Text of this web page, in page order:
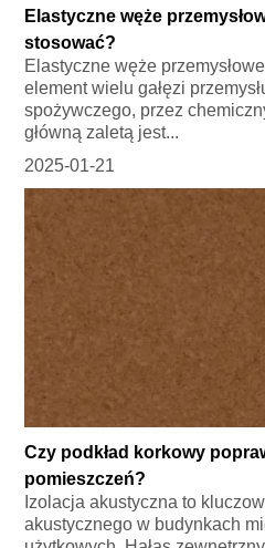
Elastyczne węże
stosować?
Elastyczne węże
element wielu gałęzi
spożywczego, przez
główną zaletą jest...
2025-01-21
Czy podkład korkowy
pomieszczeń?
Izolacja akustyczna to
akustycznego w budynkach